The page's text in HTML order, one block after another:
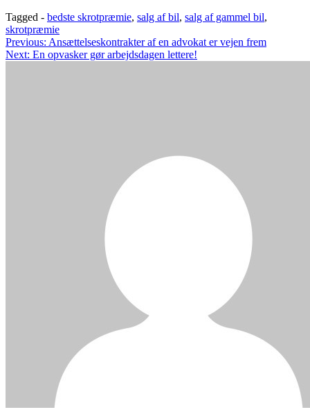
Tagged - bedste skrotpræmie, salg af bil, salg af gammel bil,
skrotpræmie
Indlægsnavigation
Previous: Ansættelseskontrakter af en advokat er vejen frem
Next: En opvasker gør arbejdsdagen lettere!